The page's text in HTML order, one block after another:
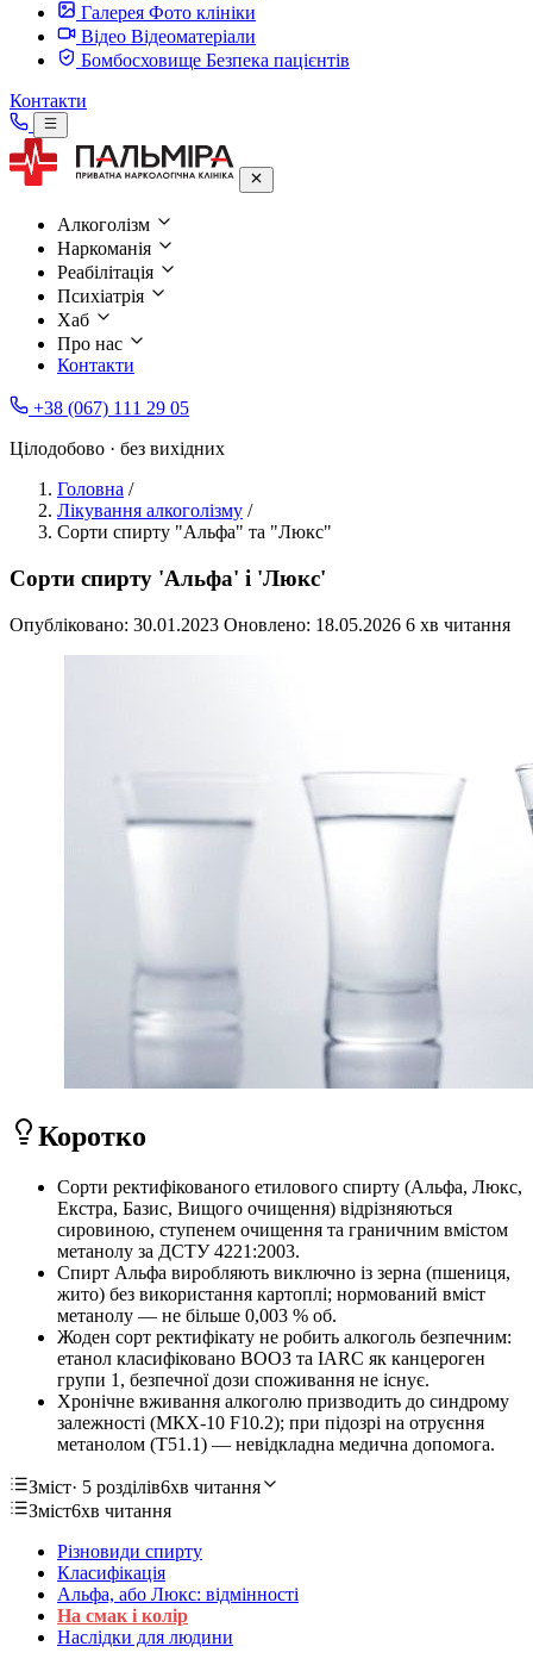
Галерея Фото клініки
Відео Відеоматеріали
Бомбосховище Безпека пацієнтів
Контакти
Алкоголізм
Наркоманія
Реабілітація
Психіатрія
Хаб
Про нас
Контакти
+38 (067) 111 29 05
Цілодобово · без вихідних
Головна /
Лікування алкоголізму /
Сорти спирту "Альфа" та "Люкс"
Сорти спирту 'Альфа' і 'Люкс'
Опубліковано: 30.01.2023 Оновлено: 18.05.2026 6 хв читання
Коротко
Сорти ректифікованого етилового спирту (Альфа, Люкс,
Екстра, Базис, Вищого очищення) відрізняються
сировиною, ступенем очищення та граничним вмістом
метанолу за ДСТУ 4221:2003.
Спирт Альфа виробляють виключно із зерна (пшениця,
жито) без використання картоплі; нормований вміст
метанолу — не більше 0,003 % об.
Жоден сорт ректифікату не робить алкоголь безпечним:
етанол класифіковано ВООЗ та IARC як канцероген
групи 1, безпечної дози споживання не існує.
Хронічне вживання алкоголю призводить до синдрому
залежності (МКХ-10 F10.2); при підозрі на отруєння
метанолом (T51.1) — невідкладна медична допомога.
Зміст· 5 розділів6хв читання
Зміст6хв читання
Різновиди спирту
Класифікація
Альфа, або Люкс: відмінності
На смак і колір
Наслідки для людини